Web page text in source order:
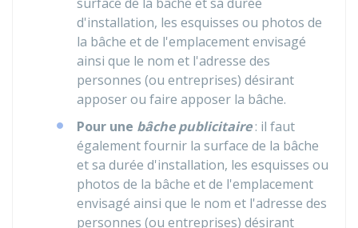
d'installation, les esquisses ou photos de
la bâche et de l'emplacement envisagé
ainsi que le nom et l'adresse des
personnes (ou entreprises) désirant
apposer ou faire apposer la bâche.
Pour une bâche publicitaire: il faut
également fournir la surface de la bâche
et sa durée d'installation, les esquisses ou
photos de la bâche et de l'emplacement
envisagé ainsi que le nom et l'adresse des
personnes (ou entreprises) désirant